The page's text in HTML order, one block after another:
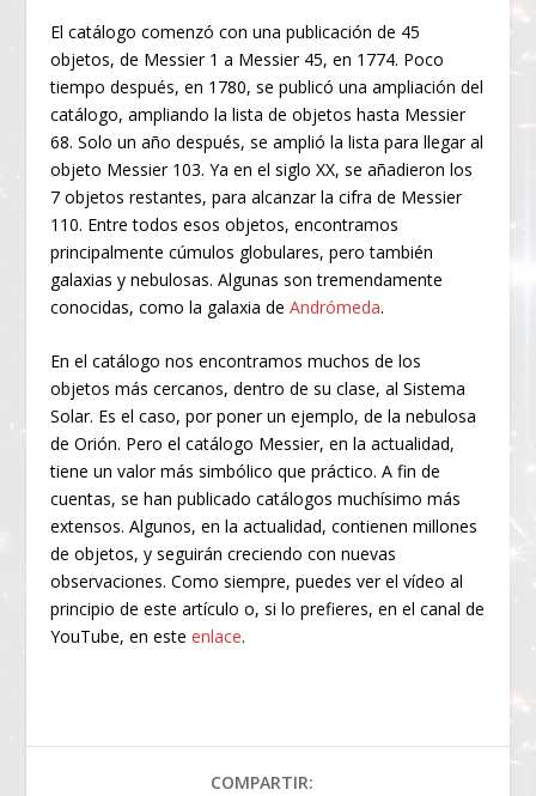
El catálogo comenzó con una publicación de 45
objetos, de Messier 1 a Messier 45, en 1774. Poco
tiempo después, en 1780, se publicó una ampliación del
catálogo, ampliando la lista de objetos hasta Messier
68. Solo un año después, se amplió la lista para llegar al
objeto Messier 103. Ya en el siglo XX, se añadieron los
7 objetos restantes, para alcanzar la cifra de Messier
110. Entre todos esos objetos, encontramos
principalmente cúmulos globulares, pero también
galaxias y nebulosas. Algunas son tremendamente
conocidas, como la galaxia deAndrómeda.
En el catálogo nos encontramos muchos de los
objetos más cercanos, dentro de su clase, al Sistema
Solar. Es el caso, por poner un ejemplo, de la nebulosa
de Orión. Pero el catálogo Messier, en la actualidad,
tiene un valor más simbólico que práctico. A fin de
cuentas, se han publicado catálogos muchísimo más
extensos. Algunos, en la actualidad, contienen millones
de objetos, y seguirán creciendo con nuevas
observaciones. Como siempre, puedes ver el vídeo al
principio de este artículo o, si lo prefieres, en el canal de
YouTube, en esteenlace.
COMPARTIR: